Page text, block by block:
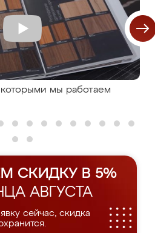
мы работаем
СКИДКУ В 5%
АВГУСТА
сейчас, скидка